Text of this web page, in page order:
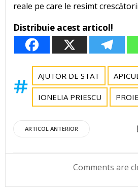
reale pe care le resimt
Distribuie acest articol!
AJUTOR DE STAT
IONELIA PRIESCU
Post
navigation
ARTICOL ANTERIOR
Comments are